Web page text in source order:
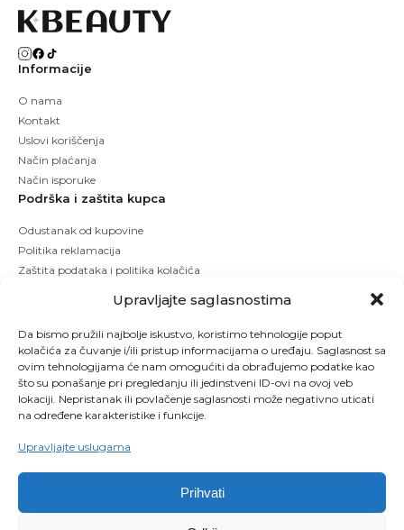
Upravljajte saglasnostima
Da bismo pružili najbolje iskustvo, koristimo tehnologije poput
kolačića za čuvanje i/ili pristup informacijama o uređaju. Saglasnost sa
ovim tehnologijama će nam omogućiti da obrađujemo podatke kao
što su ponašanje pri pregledanju ili jedinstveni ID-ovi na ovoj veb
lokaciji. Nepristanak ili povlačenje saglasnosti može negativno uticati
na određene karakteristike i funkcije.
Upravljajte uslugama
Prihvati
Informacije
O nama
Kontakt
Uslovi koriščenja
Način plaćanja
Način isporuke
Podrška i zaštita kupca
Odustanak od kupovine
Politika reklamacija
Zaštita podataka i politika kolačića
Copyright © 2026 Kbeauty - Sva prava zadržana. Designed by Studio 53